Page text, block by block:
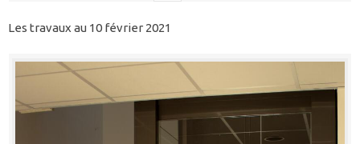
Les travaux au 10 février 2021